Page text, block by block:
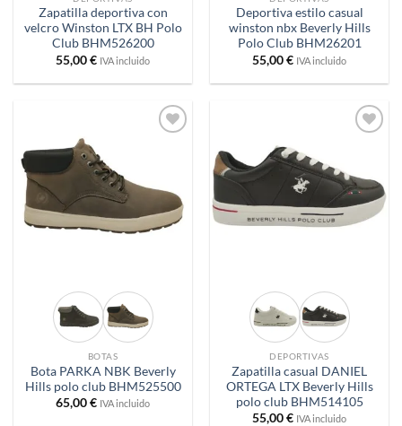
Zapatilla deportiva con
velcro Winston LTX BH Polo
Club BHM526200
55,00€ IVA incluido
Deportiva estilo casual
winston nbx Beverly Hills
Polo Club BHM26201
55,00€ IVA incluido
BOTAS
Bota PARKA NBK Beverly
Hills polo club BHM525500
65,00€ IVA incluido
DEPORTIVAS
Zapatilla casual DANIEL
ORTEGA LTX Beverly Hills
polo club BHM514105
55,00€ IVA incluido